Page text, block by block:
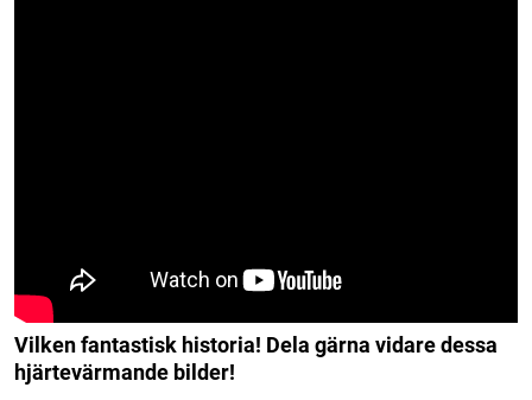
Vilken fantastisk historia! Dela gärna vidare dessa
hjärtevärmande bilder!